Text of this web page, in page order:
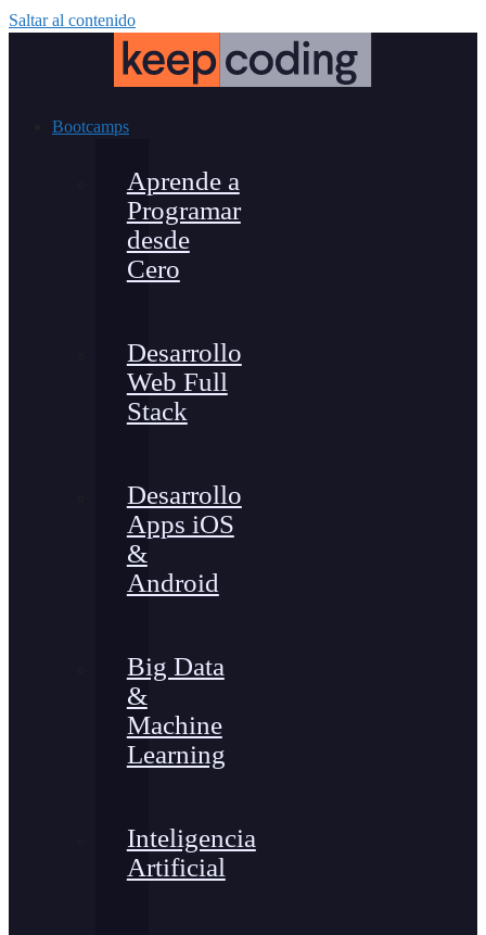
Saltar al contenido
Bootcamps
Aprende a
Programar
desde
Cero
Desarrollo
Web Full
Stack
Desarrollo
Apps iOS
&
Android
Big Data
&
Machine
Learning
Inteligencia
Artificial